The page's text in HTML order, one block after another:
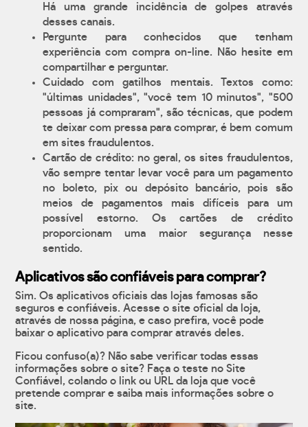
Há uma grande incidência de golpes através
desses canais.
Pergunte para conhecidos que tenham
experiência com compra on-line. Não hesite em
compartilhar e perguntar.
Cuidado com gatilhos mentais. Textos como:
"últimas unidades", "você tem 10 minutos", "500
pessoas já compraram", são técnicas, que podem
te deixar com pressa para comprar, é bem comum
em sites fraudulentos.
Cartão de crédito: no geral, os sites fraudulentos,
vão sempre tentar levar você para um pagamento
no boleto, pix ou depósito bancário, pois são
meios de pagamentos mais difíceis para um
possível estorno. Os cartões de crédito
proporcionam uma maior segurança nesse
sentido.
Aplicativos são confiáveis para comprar?
Sim. Os aplicativos oficiais das lojas famosas são
seguros e confiáveis. Acesse o site oficial da loja,
através de nossa página, e caso prefira, você pode
baixar o aplicativo para comprar através deles.
Ficou confuso(a)? Não sabe verificar todas essas
informações sobre o site? Faça o teste no Site
Confiável, colando o link ou URL da loja que você
pretende comprar e saiba mais informações sobre o
site.